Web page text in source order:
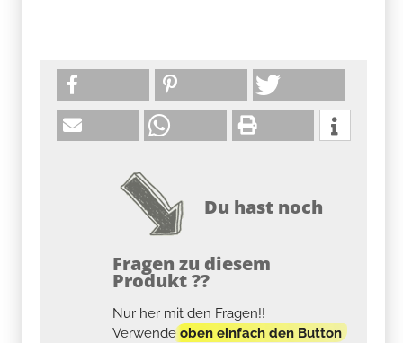
Du hast noch
Fragen zu diesem
Produkt ??
Nur her mit den Fragen!!
Verwendeoben einfach den Button